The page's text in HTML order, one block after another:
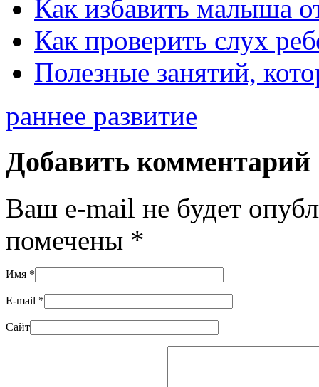
Как избавить малыша
Как проверить слух
Полезные занятий,
раннее развитие
Добавить комментарий
Ваш e-mail не будет
помечены *
Имя *
E-mail *
Сайт